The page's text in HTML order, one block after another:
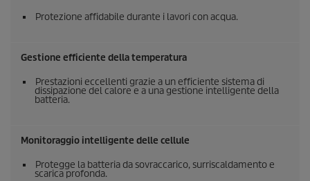
Protezione affidabile durante i lavori con acqua.
Gestione efficiente della temperatura
Prestazioni eccellenti grazie a un efficiente sistema di
dissipazione del calore e a una gestione intelligente della
batteria.
Monitoraggio intelligente delle cellule
Protegge la batteria da sovraccarico, surriscaldamento e
scarica profonda.